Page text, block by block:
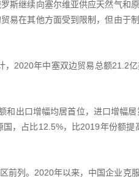
斯继续向塞尔维亚供应天然气和
易在其他方面受到限制，但由于
2020年中塞双边贸易总额21.2
出口增幅均居首位，进口增幅
，占比12.5%，比2019年份额提
前列。2020年以来，中国企业克